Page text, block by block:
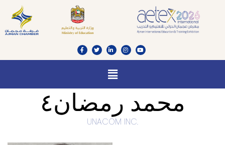
محمد رمضان٤
UNACOM INC.